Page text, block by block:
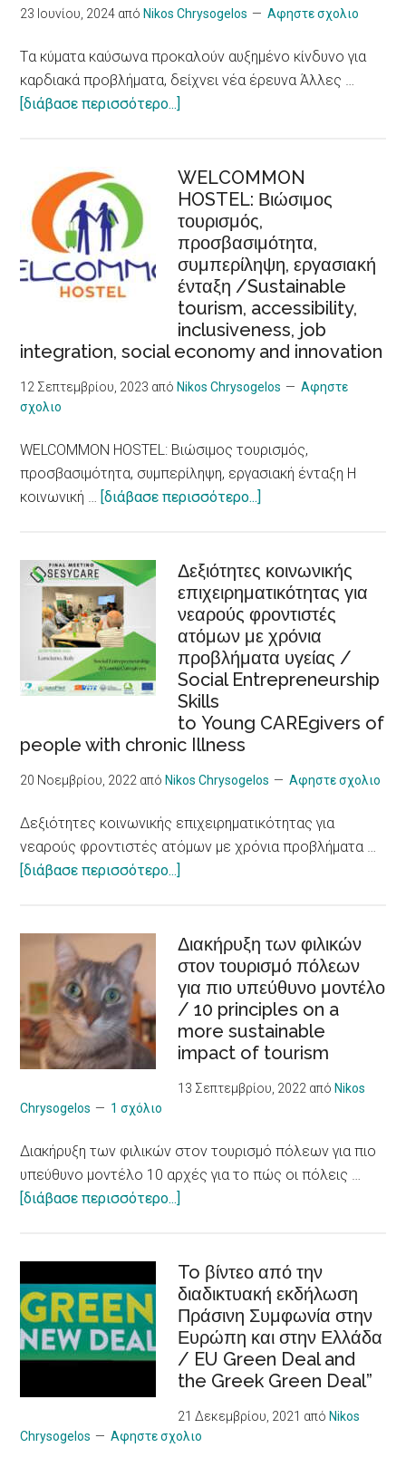
Strategy
23 Ιουνίου, 2024 από Nikos Chrysogelos Αφηστε σχολιο
Tα κύματα καύσωνα προκαλούν αυξημένο κίνδυνο για
καρδιακά προβλήματα, δείχνει νέα έρευνα Άλλες …
[διάβασε περισσότερο...]
καύσωνα
προκαλούν
αυξημένο
κίνδυνο
για
καρδιακά
προβλήματα,
δείχνει
νέα
έρευνα/
an
Increased
Risk
Problems,
New
Research
Shows
WELCOMMON
HOSTEL: Βιώσιμος
τουρισμός,
προσβασιμότητα,
συμπερίληψη, εργασιακή
ένταξη /Sustainable
tourism, accessibility,
inclusiveness, job
integration, social economy and innovation
12 Σεπτεμβρίου, 2023 από Nikos Chrysogelos
Αφηστε
σχολιο
WELCOMMON HOSTEL: Βιώσιμος τουρισμός,
προσβασιμότητα, συμπερίληψη, εργασιακή ένταξη Η
κοινωνική … [διάβασε περισσότερο...]
Βιώσιμος
τουρισμός,
προσβασιμότητα,
συμπερίληψη,
εργασιακή
ένταξη
tourism,
inclusiveness,
integration,
social
Δεξιότητες κοινωνικής
επιχειρηματικότητας για
νεαρούς φροντιστές
ατόμων με χρόνια
προβλήματα υγείας /
Social Entrepreneurship
Skills
to Young CAREgivers of
people with chronic Illness
20 Νοεμβρίου, 2022 από Nikos Chrysogelos Αφηστε σχολιο
Δεξιότητες κοινωνικής επιχειρηματικότητας για
νεαρούς φροντιστές ατόμων με χρόνια προβλήματα …
[διάβασε περισσότερο...]
επιχειρηματικότητας
για
νεαρούς
φροντιστές
ατόμων
με
χρόνια
/
Social
of
people
with
chronic
Illness
Διακήρυξη των φιλικών
στον τουρισμό πόλεων
για πιο υπεύθυνο μοντέλο
/ 10 principles on a
more sustainable
impact of tourism
13 Σεπτεμβρίου, 2022 από Nikos
Chrysogelos
1 σχόλιο
Διακήρυξη των φιλικών στον τουρισμό πόλεων για πιο
υπεύθυνο μοντέλο 10 αρχές για το πώς οι πόλεις …
[διάβασε περισσότερο...]
φιλικών
στον
τουρισμό
πόλεων
για
πιο
υπεύθυνο
μοντέλο
To βίντεο από την
διαδικτυακή εκδήλωση
Πράσινη Συμφωνία στην
Ευρώπη και στην Ελλάδα
/ EU Green Deal and
the Greek Green Deal”
21 Δεκεμβρίου, 2021 από Nikos
Chrysogelos
Αφηστε σχολιο